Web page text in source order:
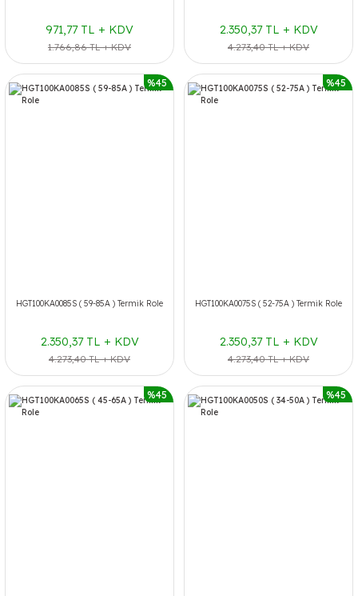
971,77 TL + KDV
1.766,86 TL + KDV
2.350,37 TL + KDV
4.273,40 TL + KDV
%45
HGT100KA0085S ( 59-85A ) Termik Role
2.350,37 TL + KDV
4.273,40 TL + KDV
%45
HGT100KA0075S ( 52-75A ) Termik Role
2.350,37 TL + KDV
4.273,40 TL + KDV
%45 %45